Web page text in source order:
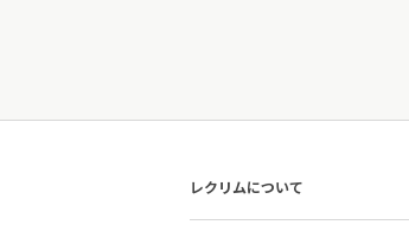
レクリムについて